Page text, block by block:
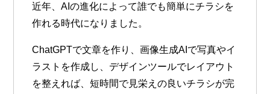
近年、AIの進化によって誰でも簡単にチラシを
作れる時代になりました。
ChatGPTで文章を作り、画像生成AIで写真やイ
ラストを作成し、デザインツールでレイアウト
を整えれば、短時間で見栄えの良いチラシが完